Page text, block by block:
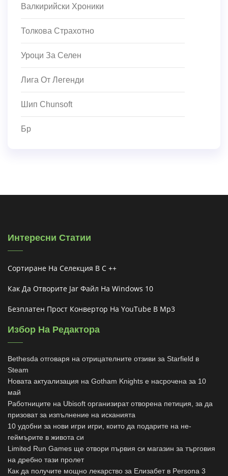
Валкирийски Хроники
Толкова Страхотно
Уроци За Селен
Лига От Легенди
Шип Chunsoft
Бр
Интересни Статии
Сортиране На Селекция В C ++
Как Да Отворите Jar Файл На Windows 10
Безплатен Прост Конвертор На YouTube В Mp3
Избор На Редактора
Bethesda отговаря на отрицателните отзиви за Starfield в
Steam
Новата актуализация на Gotham Knights е насрочена за 10
май
Работниците на Ubisoft организират отворена петиция, за да
призоват за изпълнение на исканията
10 удобни за нови игри игри, които да подарите на не-
геймърите в живота си
Limited Run Games ще отвори първия си магазин за търговия
на дребно тази пролет
Как да получите мощно лекарство за Елизабет в Persona 3